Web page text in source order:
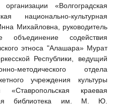
«Волгоградская
национально-культурная
Михайловна, руководитель
объединение содействия
этноса "Алашара» Мурат
Республики, ведущий
методического отдела
учреждения культуры
«Ставропольская краевая
библиотека им. М. Ю.